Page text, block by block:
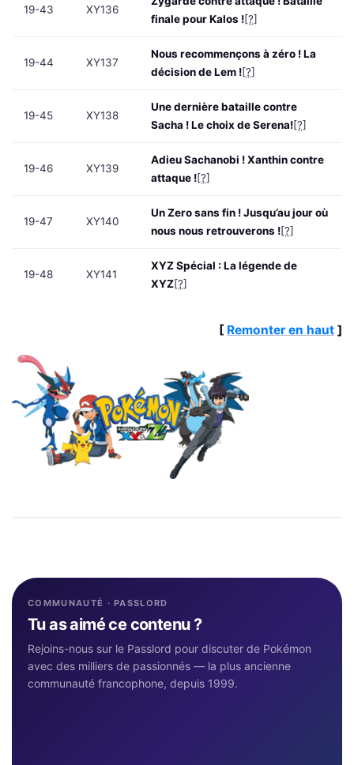
19-43 XY136
finale pour Kalos ![?]
19-44 XY137
Nous recommençons à zéro ! La
décision de Lem ![?]
19-45 XY138
Une dernière bataille contre
Sacha ! Le choix de Serena![?]
19-46 XY139
Adieu Sachanobi ! Xanthin contre
attaque ![?]
19-47 XY140
Un Zero sans fin ! Jusqu’au jour où
nous nous retrouverons ![?]
19-48 XY141
XYZ Spécial : La légende de
XYZ[?]
[ Remonter en haut ]
COMMUNAUTÉ · PASSLORD
Tu as aimé ce contenu ?
Rejoins-nous sur le Passlord pour discuter de Pokémon
avec des milliers de passionnés — la plus ancienne
communauté francophone, depuis 1999.